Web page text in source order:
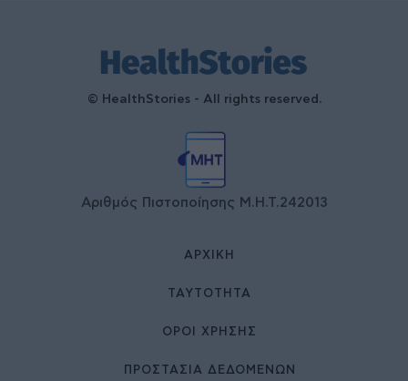
© HealthStories - All rights reserved.
Αριθμός Πιστοποίησης Μ.Η.Τ.242013
ΑΡΧΙΚΉ
ΤΑΥΤΌΤΗΤΑ
ΌΡΟΙ ΧΡΉΣΗΣ
ΠΡΟΣΤΑΣΙΑ ΔΕΔΟΜΕΝΩΝ